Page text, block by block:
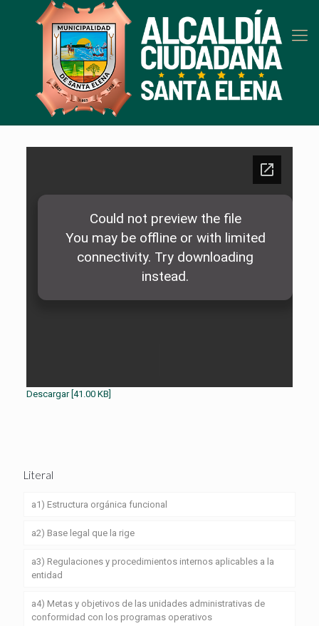
Descargar [41.00 KB]
Literal
a1) Estructura orgánica funcional
a2) Base legal que la rige
a3) Regulaciones y procedimientos internos aplicables a la
entidad
a4) Metas y objetivos de las unidades administrativas de
conformidad con los programas operativos